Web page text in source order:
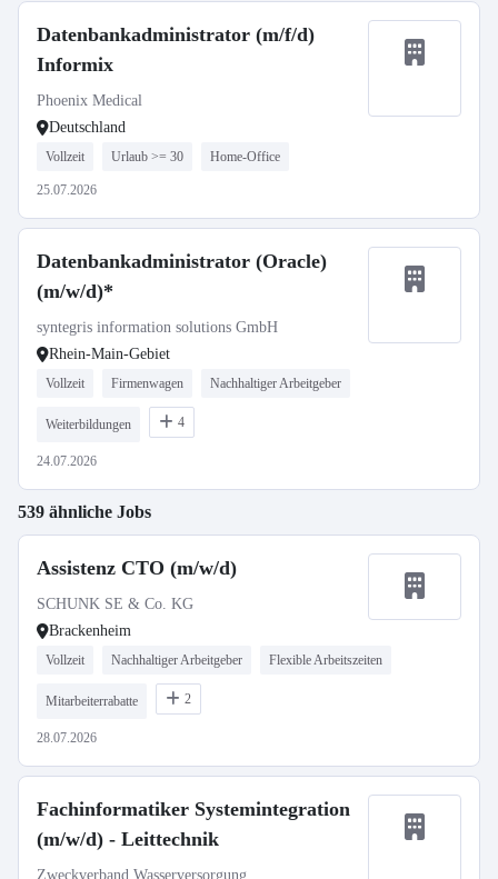
Datenbankadministrator (m/f/d)
Informix
Phoenix Medical
Deutschland
Vollzeit Urlaub >= 30 Home-Office
25.07.2026
Datenbankadministrator (Oracle)
(m/w/d)*
syntegris information solutions GmbH
Rhein-Main-Gebiet
Vollzeit Firmenwagen Nachhaltiger Arbeitgeber
Weiterbildungen 4
24.07.2026
539 ähnliche Jobs
Assistenz CTO (m/w/d)
SCHUNK SE & Co. KG
Brackenheim
Vollzeit Nachhaltiger Arbeitgeber Flexible Arbeitszeiten
Mitarbeiterrabatte 2
28.07.2026
Fachinformatiker Systemintegration
(m/w/d) - Leittechnik
Zweckverband Wasserversorgung